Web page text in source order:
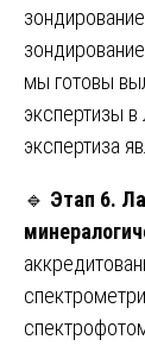
мы готовы
экспертизы в
экспертиза
🔹 Этап 6.